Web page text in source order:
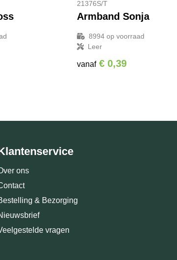
21376S/T
Armband Sonja
8994 op voorraad
Leer
vanaf € 0,39
ons
& Bezorging
vragen